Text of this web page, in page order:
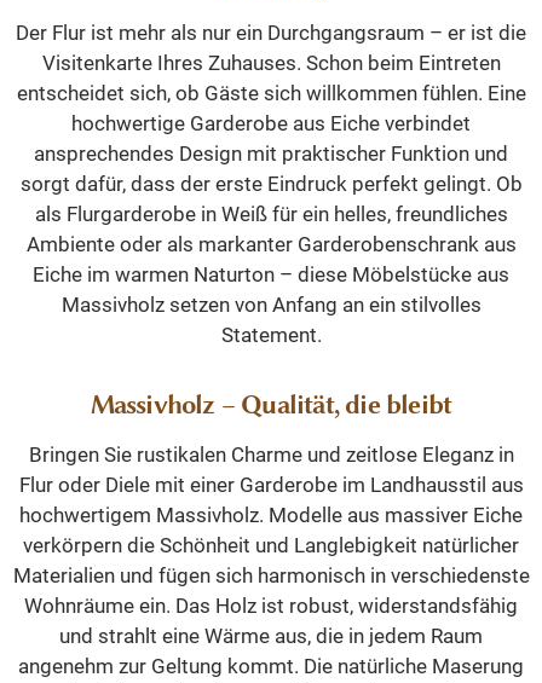
Der Flur ist mehr als nur ein Durchgangsraum – er ist die
Visitenkarte Ihres Zuhauses. Schon beim Eintreten
entscheidet sich, ob Gäste sich willkommen fühlen. Eine
hochwertige Garderobe aus Eiche verbindet
ansprechendes Design mit praktischer Funktion und
sorgt dafür, dass der erste Eindruck perfekt gelingt. Ob
als Flurgarderobe in Weiß für ein helles, freundliches
Ambiente oder als markanter Garderobenschrank aus
Eiche im warmen Naturton – diese Möbelstücke aus
Massivholz setzen von Anfang an ein stilvolles
Statement.
Massivholz – Qualität, die bleibt
Bringen Sie rustikalen Charme und zeitlose Eleganz in
Flur oder Diele mit einer Garderobe im Landhausstil aus
hochwertigem Massivholz. Modelle aus massiver Eiche
verkörpern die Schönheit und Langlebigkeit natürlicher
Materialien und fügen sich harmonisch in verschiedenste
Wohnräume ein. Das Holz ist robust, widerstandsfähig
und strahlt eine Wärme aus, die in jedem Raum
angenehm zur Geltung kommt. Die natürliche Maserung